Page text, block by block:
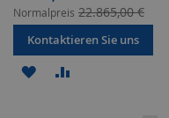
Normalpreis 22.865,00 €
Kontaktieren Sie uns
ZUR